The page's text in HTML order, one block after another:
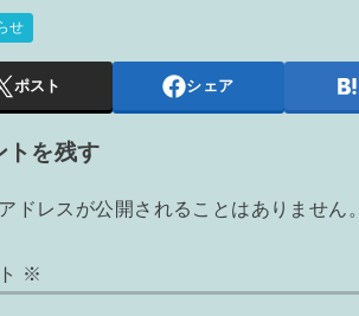
せ
ポスト シェア
トを残す
ドレスが公開されることはありません。
※